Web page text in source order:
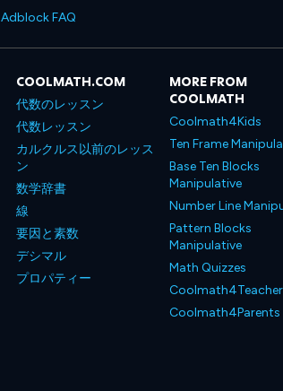
Adblock FAQ
COOLMATH.COM
代数のレッスン
代数レッスン
カルクルス以前のレッス
ン
数学辞書
線
要因と素数
デシマル
プロパティー
MORE FROM
COOLMATH
Coolmath4Kids
Ten Frame
Base Ten Blocks
Manipulative
Number Line
Pattern Blocks
Manipulative
Math Quizzes
Coolmath4Parents